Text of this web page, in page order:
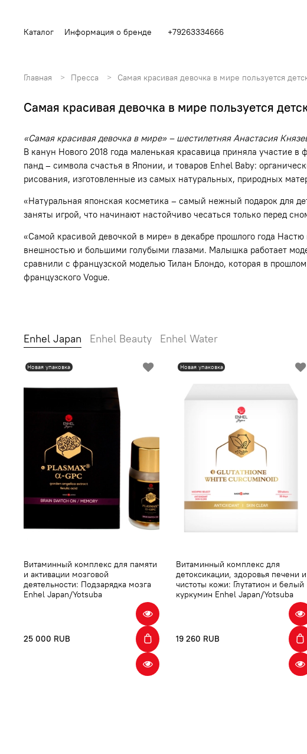
Каталог Информация о бренде +79263334666
Главная Пресса Самая красивая девочка в мире пользуется
Самая красивая девочка в мире пользуется
«Самая красивая девочка в мире» – шестилетняя Анастасия
В канун Нового 2018 года маленькая красавица приняла участие
панд – символа счастья в Японии, и товаров Enhel Baby:
рисования, изготовленные из самых натуральных, природных
«Натуральная японская косметика – самый нежный подарок для
заняты игрой, что начинают настойчиво чесаться только перед
«Самой красивой девочкой в мире» в декабре прошлого года
внешностью и большими голубыми глазами. Малышка работает
сравнили с французской моделью Тилан Блондо, которая в
французского Vogue.
Enhel Japan Enhel Beauty Enhel Water
Новая упаковка
Витаминный комплекс для памяти
и активации мозговой
деятельности: Подзарядка мозга
Enhel Japan/Yotsuba
25 000 RUB
Новая упаковка
Витаминный комплекс для
детоксикации, здоровья печени и
чистоты кожи: Глутатион и белый
куркумин Enhel Japan/Yotsuba
19 260 RUB